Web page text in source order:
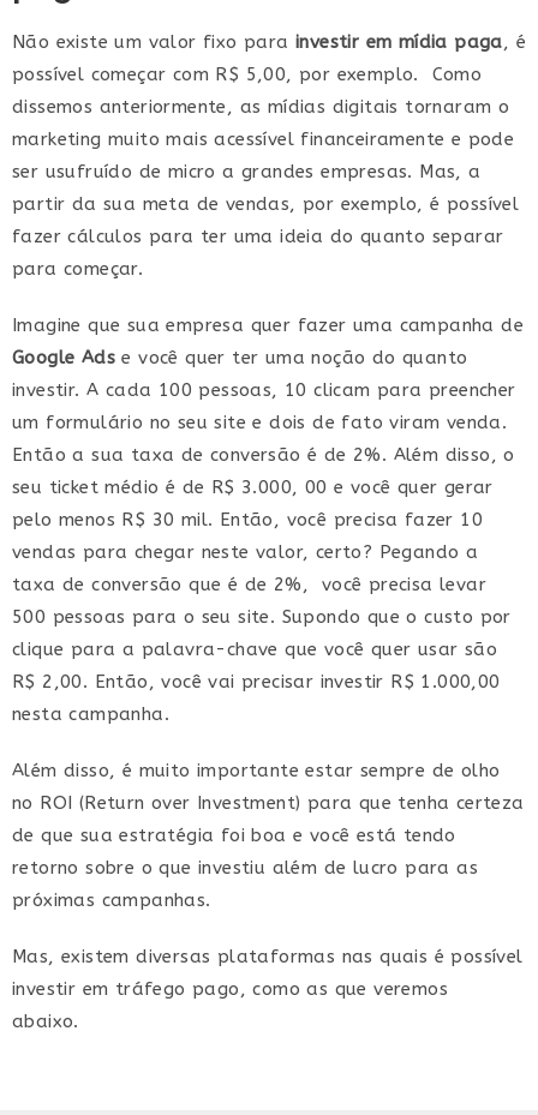
Não existe um valor fixo para investir em mídia paga, é
possível começar com R$ 5,00, por exemplo. Como
dissemos anteriormente, as mídias digitais tornaram o
marketing muito mais acessível financeiramente e pode
ser usufruído de micro a grandes empresas. Mas, a
partir da sua meta de vendas, por exemplo, é possível
fazer cálculos para ter uma ideia do quanto separar
para começar.
Imagine que sua empresa quer fazer uma campanha de
Google Adse você quer ter uma noção do quanto
investir. A cada 100 pessoas, 10 clicam para preencher
um formulário no seu site e dois de fato viram venda.
Então a sua taxa de conversão é de 2%. Além disso, o
seu ticket médio é de R$ 3.000, 00 e você quer gerar
pelo menos R$ 30 mil. Então, você precisa fazer 10
vendas para chegar neste valor, certo? Pegando a
taxa de conversão que é de 2%, você precisa levar
500 pessoas para o seu site. Supondo que o custo por
clique para a palavra-chave que você quer usar são
R$ 2,00. Então, você vai precisar investir R$ 1.000,00
nesta campanha.
Além disso, é muito importante estar sempre de olho
no ROI (Return over Investment) para que tenha certeza
de que sua estratégia foi boa e você está tendo
retorno sobre o que investiu além de lucro para as
próximas campanhas.
Mas, existem diversas plataformas nas quais é possível
investir em tráfego pago, como as que veremos
abaixo.